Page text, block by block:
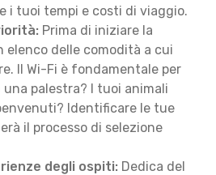
i tuoi tempi e costi di viaggio.
Prima di iniziare la
elenco delle comodità a cui
Il Wi-Fi è fondamentale per
una palestra? I tuoi animali
Identificare le tue
il processo di selezione
degli ospiti: Dedica del